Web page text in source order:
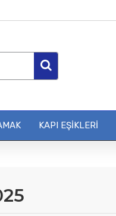
KAPI EŞIKLERI